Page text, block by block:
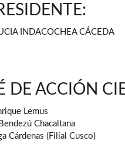
INDACOCHEA CÁCEDA
DE ACCIÓN
Lemus
Chacaltana
Cárdenas (Filial Cusco)